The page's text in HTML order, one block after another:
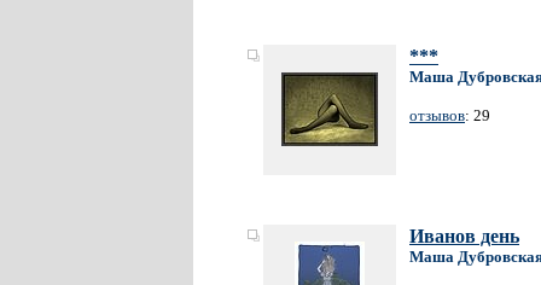
***
Маша
отзывов: 29
Иванов день
Маша